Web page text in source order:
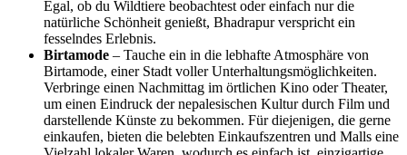
Egal, ob du Wildtiere beobachtest oder einfach nur die
natürliche Schönheit genießt, Bhadrapur verspricht ein
fesselndes Erlebnis.
Birtamode – Tauche ein in die lebhafte Atmosphäre von
Birtamode, einer Stadt voller Unterhaltungsmöglichkeiten.
Verbringe einen Nachmittag im örtlichen Kino oder Theater,
um einen Eindruck der nepalesischen Kultur durch Film und
darstellende Künste zu bekommen. Für diejenigen, die gerne
einkaufen, bieten die belebten Einkaufszentren und Malls eine